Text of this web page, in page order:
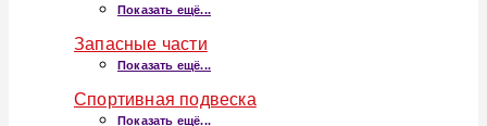
Показать ещё...
Запасные части
Показать ещё...
Спортивная подвеска
Показать ещё...